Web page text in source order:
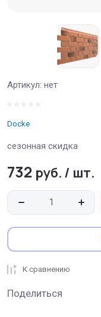
Артикул: нет
Docke
сезонная скидка
732 руб. / шт.
К сравнению
Поделиться